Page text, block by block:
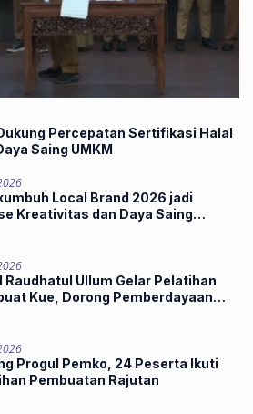
Percepatan Sertifikasi Halal
Saing UMKM
Local Brand 2026 jadi
Kreativitas dan Daya Saing
Raudhatul Ullum Gelar Pelatihan
Kue, Dorong Pemberdayaan
Progul Pemko, 24 Peserta Ikuti
Pembuatan Rajutan